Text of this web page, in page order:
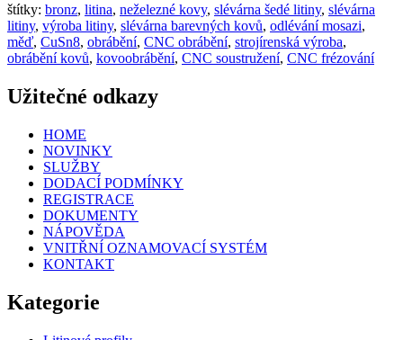
štítky: bronz, litina, neželezné kovy, slévárna šedé litiny, slévárna
litiny, výroba litiny, slévárna barevných kovů, odlévání mosazi,
měď, CuSn8, obrábění, CNC obrábění, strojírenská výroba,
obrábění kovů, kovoobrábění, CNC soustružení, CNC frézování
Užitečné odkazy
HOME
NOVINKY
SLUŽBY
DODACÍ PODMÍNKY
REGISTRACE
DOKUMENTY
NÁPOVĚDA
VNITŘNÍ OZNAMOVACÍ SYSTÉM
KONTAKT
Kategorie